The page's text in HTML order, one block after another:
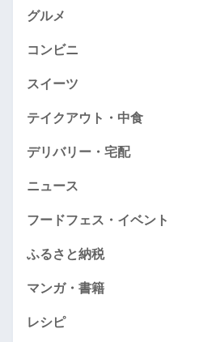
グルメ
コンビニ
スイーツ
テイクアウト・中食
デリバリー・宅配
ニュース
フードフェス・イベント
ふるさと納税
マンガ・書籍
レシピ